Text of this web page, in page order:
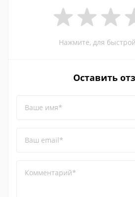
Нажмите, для
Оставить
Ваше имя*
Ваш email*
Комментарий*